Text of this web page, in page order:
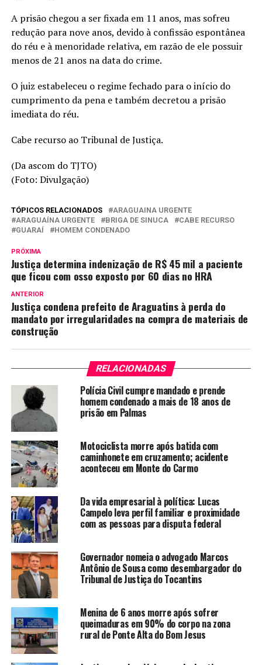
A prisão chegou a ser fixada em 11 anos, mas sofreu
redução para nove anos, devido à confissão espontânea
do réu e à menoridade relativa, em razão de ele possuir
menos de 21 anos na data do crime.
O juiz estabeleceu o regime fechado para o início do
cumprimento da pena e também decretou a prisão
imediata do réu.
Cabe recurso ao Tribunal de Justiça.
(Da ascom do TJTO)
(Foto: Divulgação)
TÓPICOS RELACIONADOS
ARAGUAINA URGENTE
ARAGUAÍNA URGENTE
BRIGA DE SINUCA
CABE RECURSO
GUARAÍ
HOMEM CONDENADO
PRÓXIMA
Justiça determina indenização de R$ 45 mil a paciente
que ficou com osso exposto por 60 dias no HRA
ANTERIOR
Justiça condena prefeito de Araguatins à perda do
mandato por irregularidades na compra de materiais de
construção
RELACIONADAS
Polícia Civil cumpre mandado e prende
homem condenado a mais de 18 anos de
prisão em Palmas
Motociclista morre após batida com
caminhonete em cruzamento; acidente
aconteceu em Monte do Carmo
Da vida empresarial à política: Lucas
Campelo leva perfil familiar e proximidade
com as pessoas para disputa federal
Governador nomeia o advogado Marcos
Antônio de Sousa como desembargador do
Tribunal de Justiça do Tocantins
Menina de 6 anos morre após sofrer
queimaduras em 90% do corpo na zona
rural de Ponte Alta do Bom Jesus